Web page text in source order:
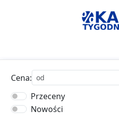
złap
Cena:
Przeceny
Nowości